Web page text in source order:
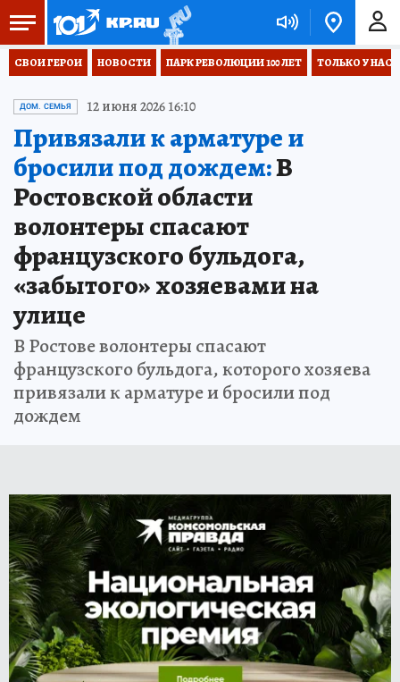
СВОИ ГЕРОИ НОВОСТИ ПАРК РЕВОЛЮЦИИ 100 ЛЕТ ТОЛЬКО У НАС
ДОМ. СЕМЬЯ 12 июня 2026 16:10
Привязали к арматуре и
бросили под дождем:В
Ростовской области
волонтеры спасают
французского бульдога,
«забытого» хозяевами на
улице
В Ростове волонтеры спасают
французского бульдога, которого хозяева
привязали к арматуре и бросили под
дождем